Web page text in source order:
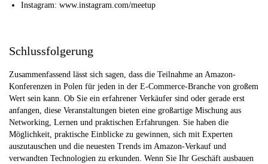
Instagram: www.instagram.com/meetup
Schlussfolgerung
Zusammenfassend lässt sich sagen, dass die Teilnahme an Amazon-
Konferenzen in Polen für jeden in der E-Commerce-Branche von großem
Wert sein kann. Ob Sie ein erfahrener Verkäufer sind oder gerade erst
anfangen, diese Veranstaltungen bieten eine großartige Mischung aus
Networking, Lernen und praktischen Erfahrungen. Sie haben die
Möglichkeit, praktische Einblicke zu gewinnen, sich mit Experten
auszutauschen und die neuesten Trends im Amazon-Verkauf und
verwandten Technologien zu erkunden. Wenn Sie Ihr Geschäft ausbauen